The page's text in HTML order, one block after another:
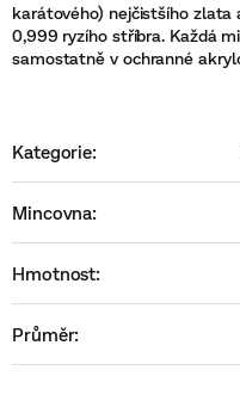
karátového) nejčistšího zlata
0,999 ryzího stříbra. Každá
samostatně v ochranné
Kategorie:
Mincovna:
Hmotnost:
Průměr: